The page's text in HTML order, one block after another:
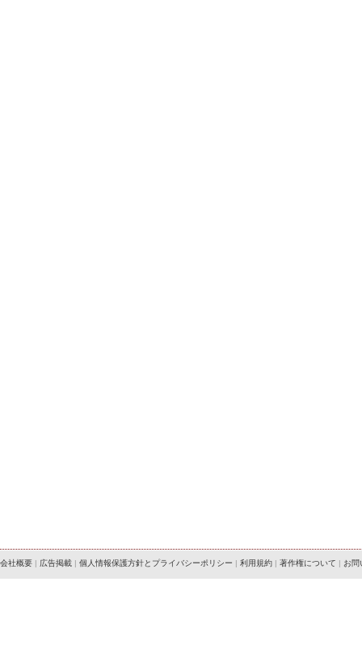
会社概要 | 広告掲載 | 個人情報保護方針とプライバシーポリシー | 利用規約 | 著作権について | お問